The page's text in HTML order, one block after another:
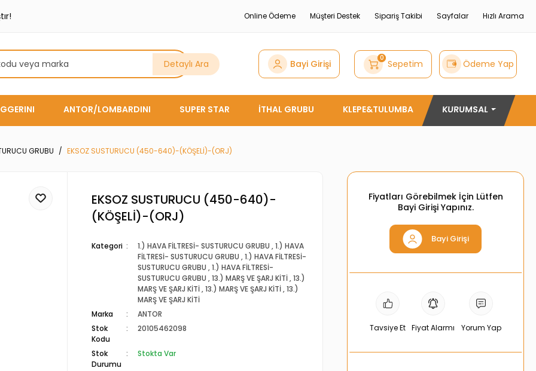
Online Ödeme Müşteri Destek Sipariş Takibi Sayfalar Hızlı Arama
Detaylı Ara Bayi Girişi 0 Sepetim Ödeme Yap
ANTOR/LOMBARDINI SUPER STAR İTHAL GRUBU KLEPE&TULUMBA KURUMSAL
GRUBU EKSOZ SUSTURUCU (450-640)-(KÖŞELİ)-(ORJ)
EKSOZ SUSTURUCU (450-640)-
(KÖŞELİ)-(ORJ)
Kategori 1.) HAVA FİLTRESİ- SUSTURUCU GRUBU ,1.) HAVA
FİLTRESİ- SUSTURUCU GRUBU ,1.) HAVA FİLTRESİ-
SUSTURUCU GRUBU ,1.) HAVA FİLTRESİ-
SUSTURUCU GRUBU ,13.) MARŞ VE ŞARJ KİTİ,13.)
MARŞ VE ŞARJ KİTİ,13.) MARŞ VE ŞARJ KİTİ,13.)
MARŞ VE ŞARJ KİTİ
Marka
ANTOR
Stok
Kodu
20105462098
Stok
Durumu
Stokta Var
Fiyatları Görebilmek İçin Lütfen
Bayi Girişi Yapınız.
Bayi Girişi
Tavsiye Et Fiyat Alarmı Yorum Yap